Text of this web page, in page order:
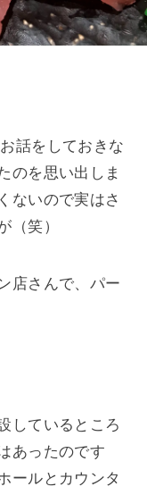
話をしておきな
のを思い出しま
ないので実はさ
（笑）
店さんで、パー
しているところ
あったのです
ールとカウンタ